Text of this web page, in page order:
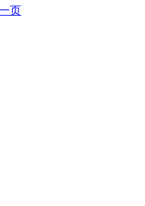
页